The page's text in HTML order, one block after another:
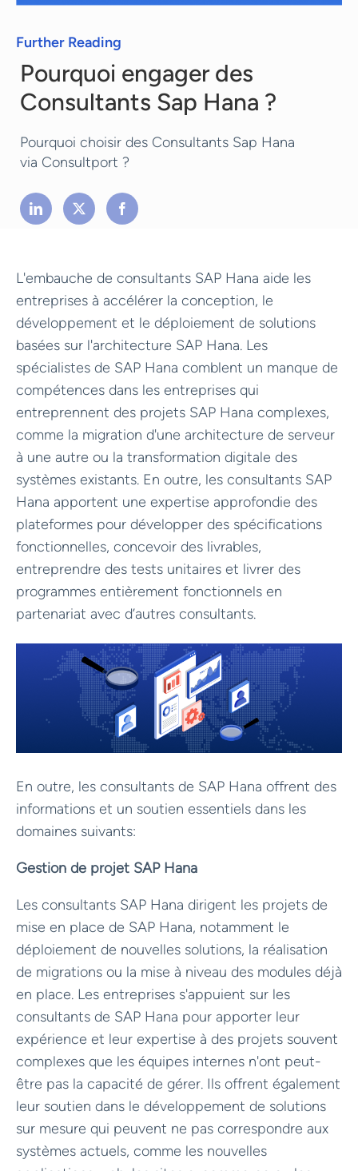
Further Reading
Pourquoi engager des
Consultants Sap Hana ?
Pourquoi choisir des Consultants Sap Hana
via Consultport ?
L'embauche de consultants SAP Hana aide les
entreprises à accélérer la conception, le
développement et le déploiement de solutions
basées sur l'architecture SAP Hana. Les
spécialistes de SAP Hana comblent un manque de
compétences dans les entreprises qui
entreprennent des projets SAP Hana complexes,
comme la migration d'une architecture de serveur
à une autre ou la transformation digitale des
systèmes existants. En outre, les consultants SAP
Hana apportent une expertise approfondie des
plateformes pour développer des spécifications
fonctionnelles, concevoir des livrables,
entreprendre des tests unitaires et livrer des
programmes entièrement fonctionnels en
partenariat avec d’autres consultants.
En outre, les consultants de SAP Hana offrent des
informations et un soutien essentiels dans les
domaines suivants:
Gestion de projet SAP Hana
Les consultants SAP Hana dirigent les projets de
mise en place de SAP Hana, notamment le
déploiement de nouvelles solutions, la réalisation
de migrations ou la mise à niveau des modules déjà
en place. Les entreprises s'appuient sur les
consultants de SAP Hana pour apporter leur
expérience et leur expertise à des projets souvent
complexes que les équipes internes n'ont peut-
être pas la capacité de gérer. Ils offrent également
leur soutien dans le développement de solutions
sur mesure qui peuvent ne pas correspondre aux
systèmes actuels, comme les nouvelles